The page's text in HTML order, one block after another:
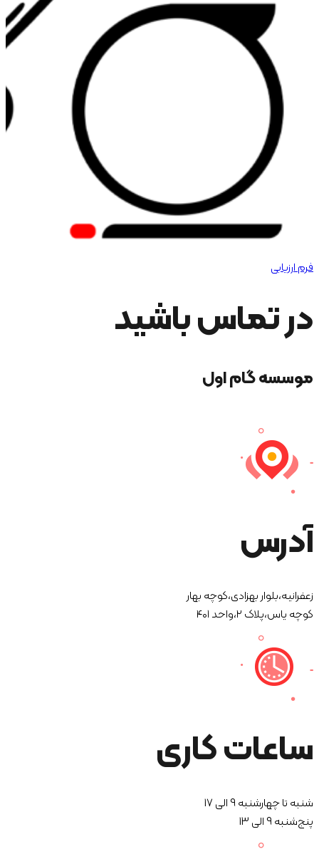
فرم ارزیابی
در تماس باشید
موسسه گام اول
آدرس
زعفرانیه،بلوار بهزادی،کوچه بهار
کوچه یاس،پلاک ۲،واحد ۴۰۱
ساعات کاری
شنبه تا چهارشنبه 9 الی 17
پنج‌شنبه 9 الی 13